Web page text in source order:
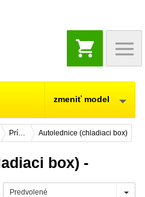
NÁKUPNÝ
KOŠÍK
zmeniť model
Príslušenstvo Autolednice (chladiaci box)
box) -
Predvolené